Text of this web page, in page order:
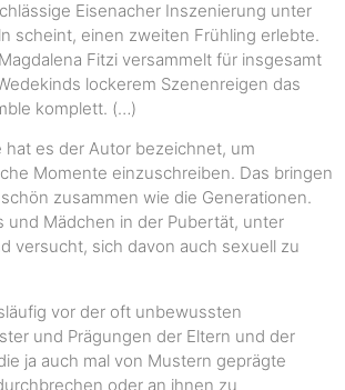
Eisenacher Inszenierung unter
scheint, einen zweiten Frühling erlebte.
Fitzi versammelt für insgesamt
lockerem Szenenreigen das
komplett. (…)
es der Autor bezeichnet, um
Momente einzuschreiben. Das bringen
zusammen wie die Generationen.
und Mädchen in der Pubertät, unter
versucht, sich davon auch sexuell zu
vor der oft unbewussten
und Prägungen der Eltern und der
ja auch mal von Mustern geprägte
oder an ihnen zu